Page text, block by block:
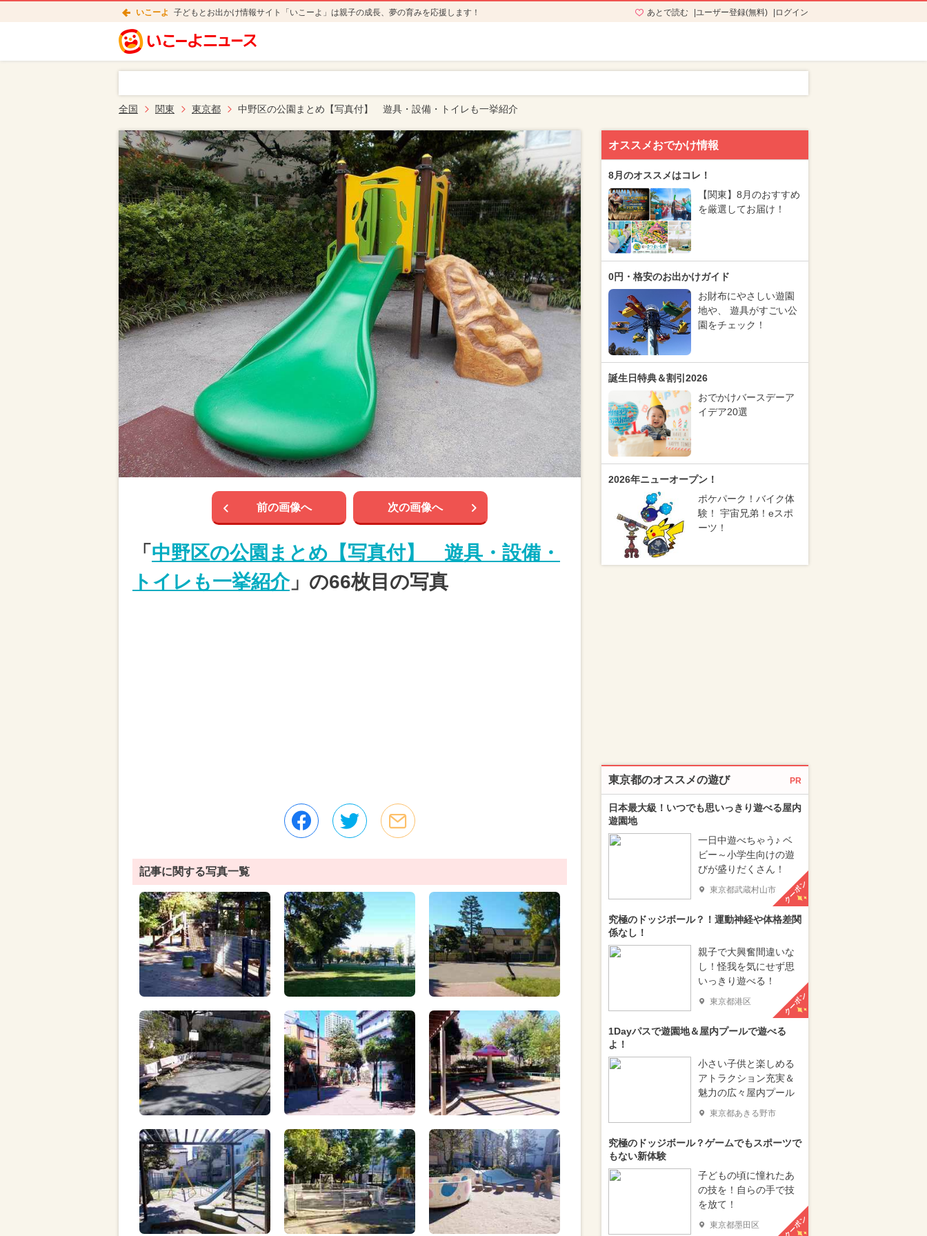
いこーよ 子どもとお出かけ情報サイト「いこーよ」は親子の成長、夢の育みを応援します！ あとで読む ユーザー登録(無料) ログイン
全国 関東 東京都 中野区の公園まとめ【写真付】 遊具・設備・トイレも一挙紹介
前の画像へ 次の画像へ
「 中野区の公園まとめ【写真付】 遊具・設備・
トイレも一挙紹介」の66枚目の写真
記事に関する写真一覧
オススメおでかけ情報
8月のオススメはコレ！
【関東】8月のおすすめ
を厳選してお届け！
0円・格安のお出かけガイド
お財布にやさしい遊園
地や、 遊具がすごい公
園をチェック！
誕生日特典＆割引2026
おでかけバースデーア
イデア20選
2026年ニューオープン！
ポケパーク！バイク体
験！ 宇宙兄弟！eスポ
ーツ！
東京都のオススメの遊び PR
日本最大級！いつでも思いっきり遊べる屋内
遊園地
一日中遊べちゃう♪ ベ
ビー～小学生向けの遊
びが盛りだくさん！
東京都武蔵村山市 クーポン
究極のドッジボール？！運動神経や体格差関
係なし！
親子で大興奮間違いな
し！怪我を気にせず思
いっきり遊べる！
東京都港区 クーポン
1Dayパスで遊園地＆屋内プールで遊べる
よ！
小さい子供と楽しめる
アトラクション充実＆
魅力の広々屋内プール
東京都あきる野市
究極のドッジボール？ゲームでもスポーツで
もない新体験
子どもの頃に憧れたあ
の技を！自らの手で技
を放て！
東京都墨田区 クーポン